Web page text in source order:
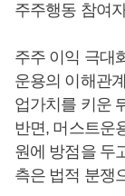
주주행동 참여
주주 이익 극대
운용의 이해관
업가치를 키운
반면, 머스트운
원에 방점을 두
측은 법적 분쟁